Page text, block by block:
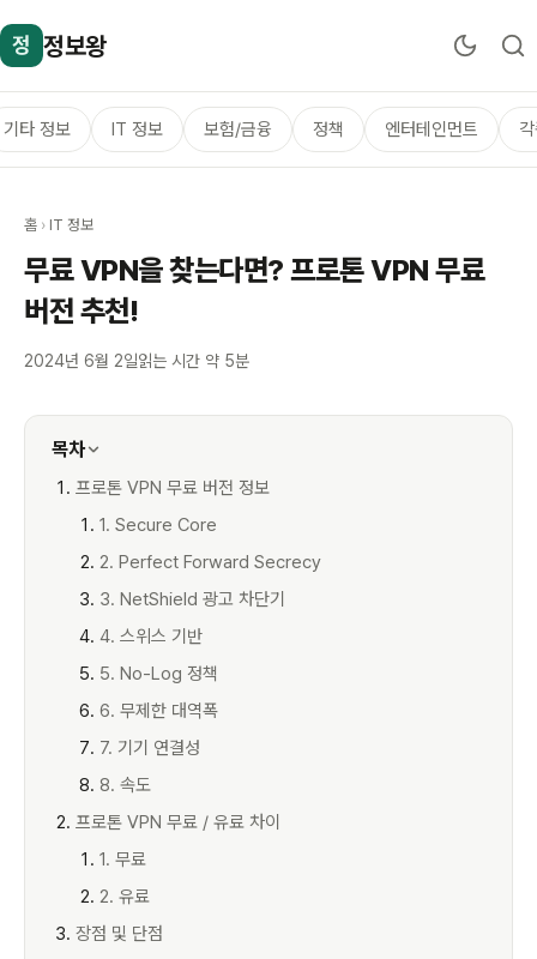
정 정보왕
기타 정보 IT 정보 보험/금융 정책 엔터테인먼트
홈 › IT 정보
무료 VPN을 찾는다면? 프로톤 VPN 무료
버전 추천!
2024년 6월 2일읽는 시간 약 5분
목차
프로톤 VPN 무료 버전 정보
1. Secure Core
2. Perfect Forward Secrecy
3. NetShield 광고 차단기
4. 스위스 기반
5. No-Log 정책
6. 무제한 대역폭
7. 기기 연결성
8. 속도
프로톤 VPN 무료 / 유료 차이
1. 무료
2. 유료
장점 및 단점